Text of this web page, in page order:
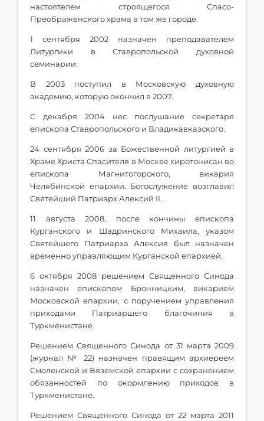
настоятелем строящегося Спасо-
Преображенского храма в том же городе.
1 сентября 2002 назначен преподавателем
Литургики в Ставропольской духовной
семинарии.
В 2003 поступил в Московскую духовную
академию, которую окончил в 2007.
С декабря 2004 нес послушание секретаря
епископа Ставропольского и Владикавказского.
24 сентября 2006 за Божественной литургией в
Храме Христа Спасителя в Москве хиротонисан во
епископа Магнитогорского, викария
Челябинской епархии. Богослужение возглавил
Святейший Патриарх Алексий II.
11 августа 2008, после кончины епископа
Курганского и Шадринского Михаила, указом
Святейшего Патриарха Алексия был назначен
временно управляющим Курганской епархией.
6 октября 2008 решением Священного Синода
назначен епископом Бронницким, викарием
Московской епархии, с поручением управления
приходами Патриаршего благочиния в
Туркменистане.
Решением Священного Синода от 31 марта 2009
(журнал № 22) назначен правящим архиереем
Смоленской и Вяземской епархии с сохранением
обязанностей по окормлению приходов в
Туркменистане.
Решением Священного Синода от 22 марта 2011